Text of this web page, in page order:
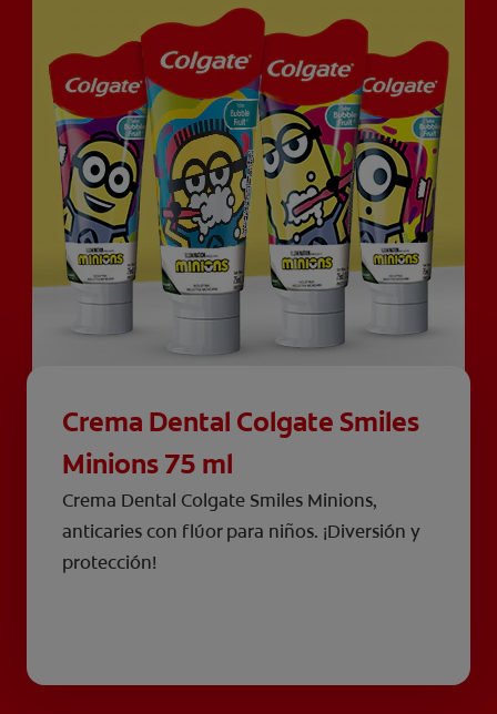
Crema Dental Colgate Smiles
Minions 75 ml
Crema Dental Colgate Smiles Minions,
anticaries con flúor para niños. ¡Diversión y
protección!